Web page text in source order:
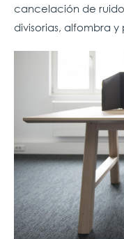
cancelación de
divisorias, alfombra